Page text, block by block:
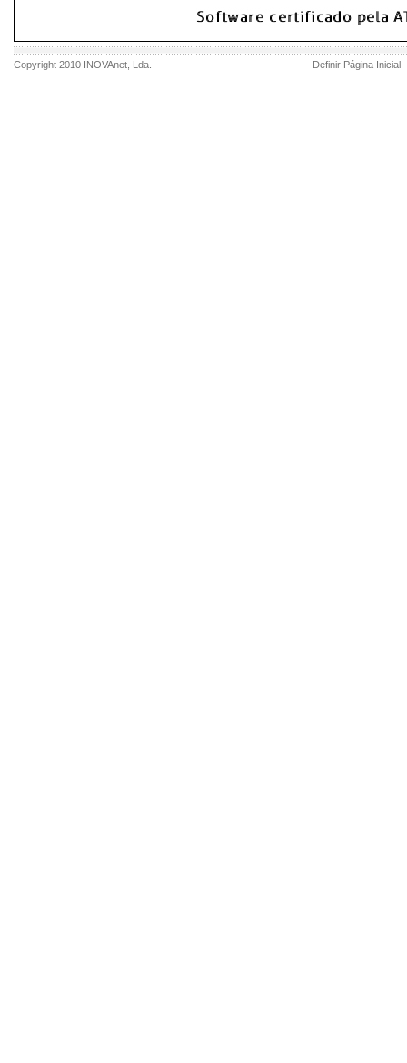
Copyright 2010 INOVAnet , Lda. Definir Página Inicial